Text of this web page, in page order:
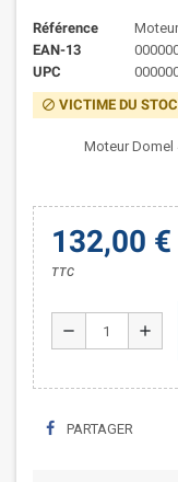
Référence
EAN-13
UPC
block VICTIME DU
Moteur Domel
132,00 €
TTC
remove add
PARTAGER